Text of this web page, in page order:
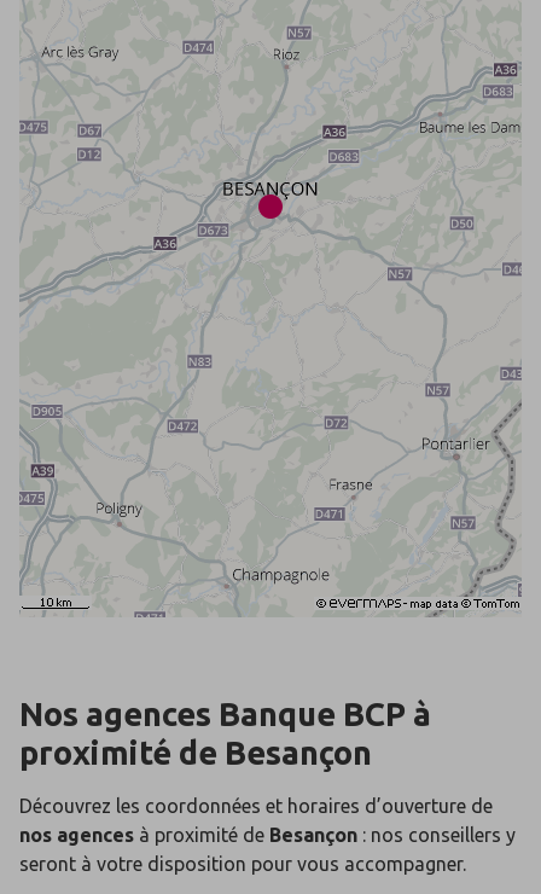
Nos agences Banque BCP à
proximité de Besançon
Découvrez les coordonnées et horaires d’ouverture de
nos agences à proximité de Besançon : nos conseillers y
seront à votre disposition pour vous accompagner.